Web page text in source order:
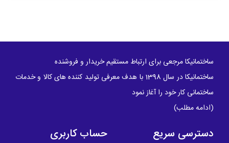
ساختمانیکا مرجعی برای ارتباط مستقیم خریدار و فروشنده
ساختمانیکا در سال 1398 با هدف معرفی تولید کننده های کالا و خدمات
ساختمانی کار خود را آغاز نمود
(ادامه مطلب)
دسترسی سریع حساب کاربری